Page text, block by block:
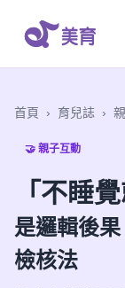
首頁 › 育兒誌 ›
🤝 親子互動
「不睡
是邏輯後
檢核法